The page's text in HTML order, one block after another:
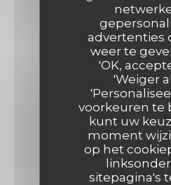
advertenties
weer te
'OK,
'Weiger
voorkeuren te
kunt uw
moment
op het
sitepagina's